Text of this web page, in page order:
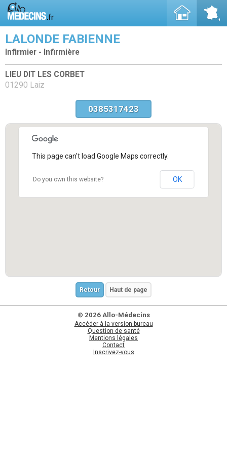
LALONDE FABIENNE
Infirmier - Infirmière
LIEU DIT LES CORBET
01290 Laiz
0385317423
This page can't load Google Maps correctly.
Do you own this website? OK
Retour Haut de page
© 2026 Allo-Médecins
Accéder à la version bureau
Question de santé
Mentions légales
Contact
Inscrivez-vous